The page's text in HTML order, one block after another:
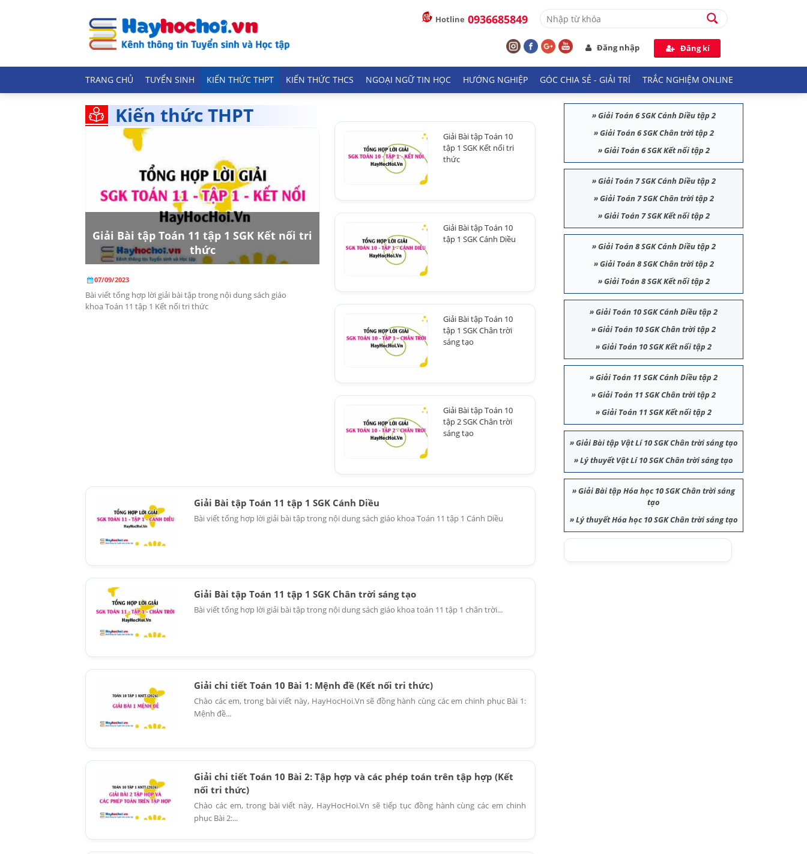
Hotline 0936685849
Đăng nhập Đăng kí
TRANG CHỦ TUYỂN SINH KIẾN THỨC THPT KIẾN THỨC THCS NGOẠI NGỮ TIN HỌC HƯỚNG NGHIỆP GÓC CHIA SẺ - GIẢI TRÍ TRẮC NGHIỆM ONLINE
Kiến thức THPT
Giải Bài tập Toán 11 tập 1 SGK Kết nối tri
thức
07/09/2023
Bài viết tổng hợp lời giải bài tập trong nội dung sách giáo
khoa Toán 11 tập 1 Kết nối tri thức
Giải Bài tập Toán 10
tập 1 SGK Kết nối tri
thức
Giải Bài tập Toán 10
tập 1 SGK Cánh Diều
Giải Bài tập Toán 10
tập 1 SGK Chân trời
sáng tạo
Giải Bài tập Toán 10
tập 2 SGK Chân trời
sáng tạo
Giải Bài tập Toán 11 tập 1 SGK Cánh Diều
Bài viết tổng hợp lời giải bài tập trong nội dung sách giáo khoa Toán 11 tập 1 Cánh Diều
Giải Bài tập Toán 11 tập 1 SGK Chân trời sáng tạo
Bài viết tổng hợp lời giải bài tập trong nội dung sách giáo khoa toán 11 tập 1 chân trời...
Giải chi tiết Toán 10 Bài 1: Mệnh đề (Kết nối tri thức)
Chào các em, trong bài viết này, HayHocHoi.Vn sẽ đồng hành cùng các em chinh phục Bài 1:
Mệnh đề...
Giải chi tiết Toán 10 Bài 2: Tập hợp và các phép toán trên tập hợp (Kết
nối tri thức)
Chào các em, trong bài viết này, HayHocHoi.Vn sẽ tiếp tục đồng hành cùng các em chinh
phục Bài 2:...
»Giải Toán 6 SGK Cánh Diều tập 2
»Giải Toán 6 SGK Chân trời tập 2
»Giải Toán 6 SGK Kết nối tập 2
»Giải Toán 7 SGK Cánh Diều tập 2
»Giải Toán 7 SGK Chân trời tập 2
»Giải Toán 7 SGK Kết nối tập 2
»Giải Toán 8 SGK Cánh Diều tập 2
»Giải Toán 8 SGK Chân trời tập 2
»Giải Toán 8 SGK Kết nối tập 2
»Giải Toán 10 SGK Cánh Diều tập 2
»Giải Toán 10 SGK Chân trời tập 2
»Giải Toán 10 SGK Kết nối tập 2
»Giải Toán 11 SGK Cánh Diều tập 2
»Giải Toán 11 SGK Chân trời tập 2
»Giải Toán 11 SGK Kết nối tập 2
»Giải Bài tập Vật Lí 10 SGK Chân trời sáng tạo
»Lý thuyết Vật Lí 10 SGK Chân trời sáng tạo
»Giải Bài tập Hóa học 10 SGK Chân trời sáng
tạo
»Lý thuyết Hóa học 10 SGK Chân trời sáng tạo